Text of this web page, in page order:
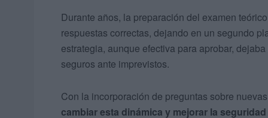
Durante años, la preparación del examen
respuestas correctas, dejando en un segundo
estrategia, aunque efectiva para aprobar,
seguros ante imprevistos.
Con la incorporación de preguntas sobre
cambiar esta dinámica y mejorar la